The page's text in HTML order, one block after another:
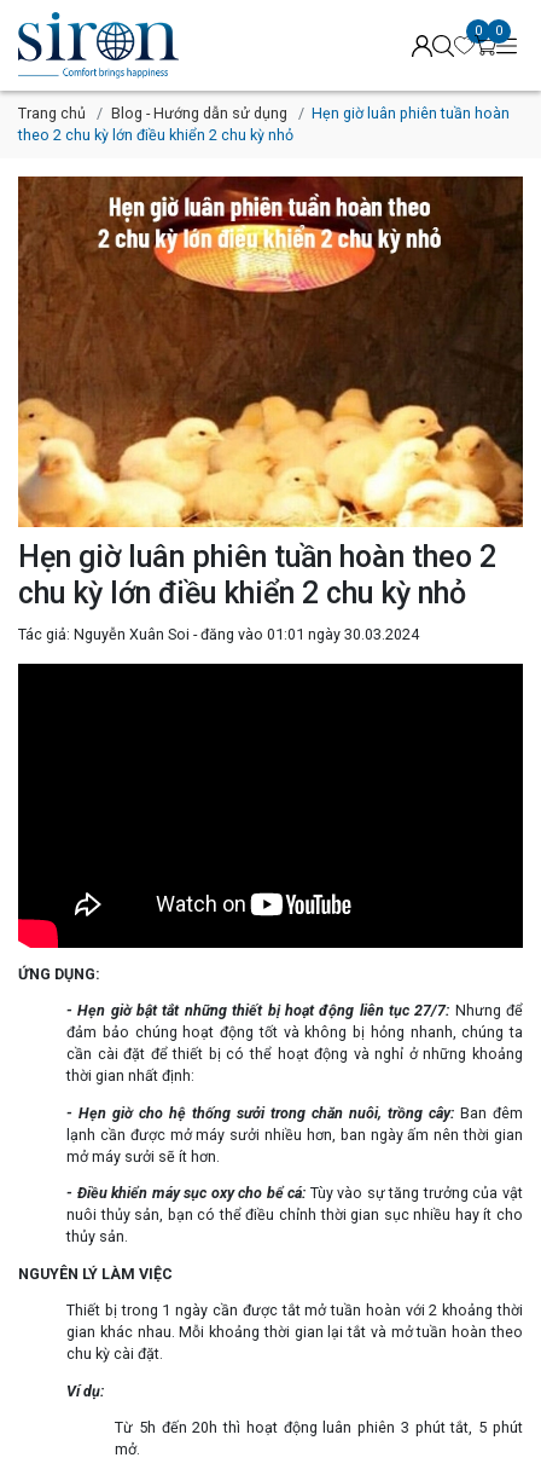
0 0
Trang chủ Blog - Hướng dẫn sử dụng
Hẹn giờ luân phiên tuần hoàn
theo 2 chu kỳ lớn điều khiển 2 chu kỳ nhỏ
Hẹn giờ luân phiên tuần hoàn theo 2
chu kỳ lớn điều khiển 2 chu kỳ nhỏ
Tác giả: Nguyễn Xuân Soi - đăng vào 01:01 ngày 30.03.2024
ỨNG DỤNG:
- Hẹn giờ bật tắt những thiết bị hoạt động liên tục 27/7: Nhưng để
đảm bảo chúng hoạt động tốt và không bị hỏng nhanh, chúng ta
cần cài đặt để thiết bị có thể hoạt động và nghỉ ở những khoảng
thời gian nhất định:
- Hẹn giờ cho hệ thống sưởi trong chăn nuôi, trồng cây: Ban đêm
lạnh cần được mở máy sưởi nhiều hơn, ban ngày ấm nên thời gian
mở máy sưởi sẽ ít hơn.
- Điều khiển máy sục oxy cho bể cá: Tùy vào sự tăng trưởng của vật
nuôi thủy sản, bạn có thể điều chỉnh thời gian sục nhiều hay ít cho
thủy sản.
NGUYÊN LÝ LÀM VIỆC
Thiết bị trong 1 ngày cần được tắt mở tuần hoàn với 2 khoảng thời
gian khác nhau. Mỗi khoảng thời gian lại tắt và mở tuần hoàn theo
chu kỳ cài đặt.
Ví dụ:
Từ 5h đến 20h thì hoạt động luân phiên 3 phút tắt, 5 phút
mở.